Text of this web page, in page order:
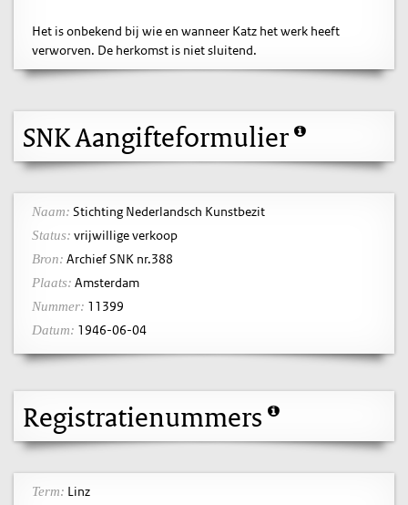
Het is onbekend bij wie en wanneer Katz het werk heeft
verworven. De herkomst is niet sluitend.
SNK Aangifteformulier
Naam: Stichting Nederlandsch Kunstbezit
Status: vrijwillige verkoop
Bron: Archief SNK nr.388
Plaats: Amsterdam
Nummer: 11399
Datum: 1946-06-04
Registratienummers
Term: Linz